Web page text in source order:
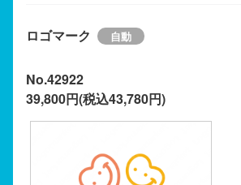
ロゴマーク
No.42922
39,800円(税込43,780円)